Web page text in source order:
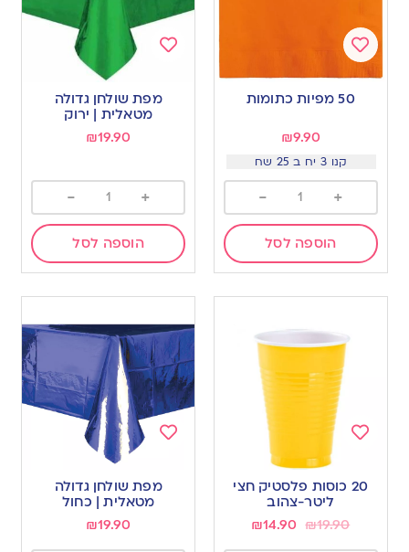
50 מפיות כתומות
₪9.90
קנו 3 יח ב 25 שח
+
-
הוספה לסל
wishlist
מפת שולחן גדולה
מטאלית | ירוק
₪19.90
+
-
הוספה לסל
to
wishlist
20 כוסות פלסטיק חצי
ליטר-צהוב
₪19.90
₪14.90
wishlist
מפת שולחן גדולה
מטאלית | כחול
₪19.90